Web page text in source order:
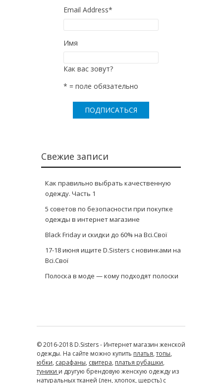
Email Address*
Имя
Как вас зовут?
* = поле обязательно
Свежие записи
Как правильно выбрать качественную
одежду. Часть 1
5 советов по безопасности при покупке
одежды в интернет магазине
Black Friday и скидки до 60% на Всі.Свої
17-18 июня ищите D.Sisters с новинками на
Всі.Свої
Полоска в моде — кому подходят полоски
© 2016-2018 D.Sisters - Интернет магазин женской
одежды. На сайте можно купить платья,топы,
юбки, сарафаны, свитера, платья рубашки,
туники и другую брендовую женскую одежду из
натуральных тканей (лен, хлопок, шерсть) с